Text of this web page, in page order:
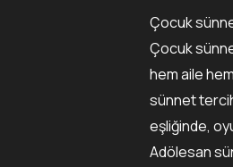
Çocuk
Çocuk
hem aile
sünnet
eşliğinde,
Adölesan